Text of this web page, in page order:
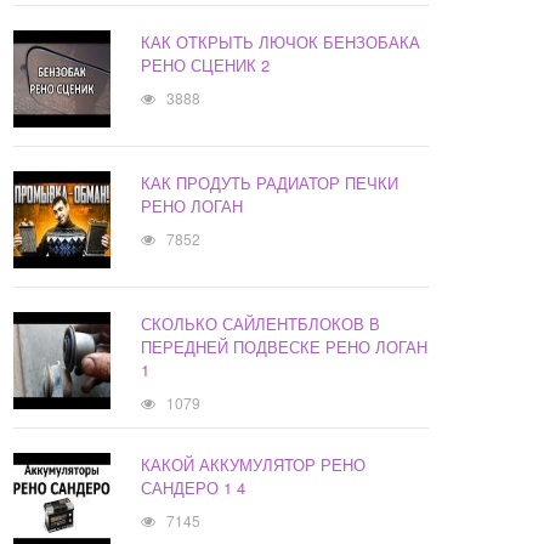
КАК ОТКРЫТЬ ЛЮЧОК БЕНЗОБАКА
РЕНО СЦЕНИК 2
3888
КАК ПРОДУТЬ РАДИАТОР ПЕЧКИ
РЕНО ЛОГАН
7852
СКОЛЬКО САЙЛЕНТБЛОКОВ В
ПЕРЕДНЕЙ ПОДВЕСКЕ РЕНО ЛОГАН
1
1079
КАКОЙ АККУМУЛЯТОР РЕНО
САНДЕРО 1 4
7145